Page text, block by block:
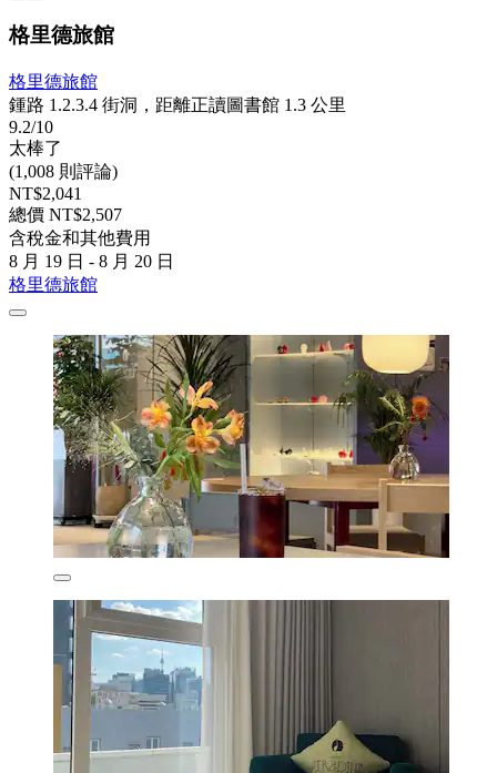
格里德旅館
格里德旅館
鍾路 1.2.3.4 街洞，距離正讀圖書館 1.3 公里
9.2/10
太棒了
(1,008 則評論)
NT$2,041
總價 NT$2,507
含稅金和其他費用
8 月 19 日 - 8 月 20 日
格里德旅館